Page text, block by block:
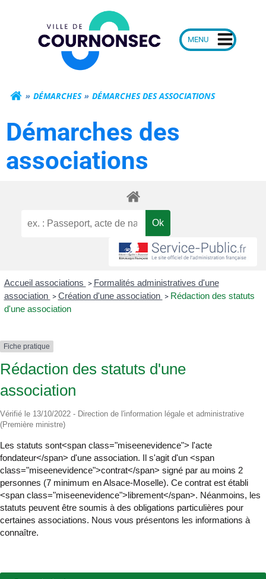
Mairie de
DÉMARCHES DÉMARCHES DES ASSOCIATIONS
Démarches des
associations
Accueil associations > Formalités administratives d'une
association > Création d'une association > Rédaction des statuts
d'une association
Fiche pratique
Rédaction des statuts d'une
association
Vérifié le 13/10/2022 - Direction de l'information légale et administrative
(Première ministre)
Les statuts sont<span class="miseenevidence"> l'acte
fondateur</span> d'une association. Il s'agit d'un <span
class="miseenevidence">contrat</span> signé par au moins 2
personnes (7 minimum en Alsace-Moselle). Ce contrat est établi
<span class="miseenevidence">librement</span>. Néanmoins, les
statuts peuvent être soumis à des obligations particulières pour
certaines associations. Nous vous présentons les informations à
connaître.